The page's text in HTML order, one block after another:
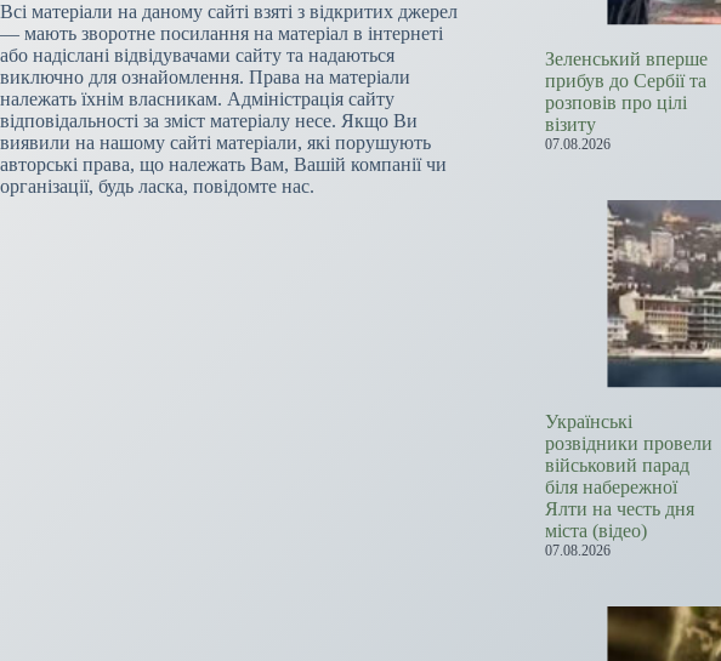
Всі матеріали на даному сайті взяті з відкритих джерел
— мають зворотне посилання на матеріал в інтернеті
або надіслані відвідувачами сайту та надаються
виключно для ознайомлення. Права на матеріали
належать їхнім власникам. Адміністрація сайту
відповідальності за зміст матеріалу несе. Якщо Ви
виявили на нашому сайті матеріали, які порушують
авторські права, що належать Вам, Вашій компанії чи
організації, будь ласка, повідомте нас.
Зеленський вперше
прибув до Сербії та
розповів про цілі
візиту
07.08.2026
Українські
розвідники провели
військовий парад
біля набережної
Ялти на честь дня
міста (відео)
07.08.2026